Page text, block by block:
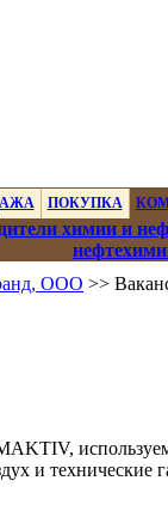
ПОКУПКА
химии и
ООО >>
и технические